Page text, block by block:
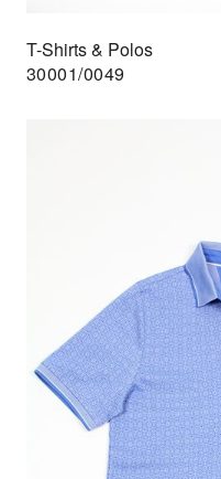
T-Shirts & Polos
30001/0049